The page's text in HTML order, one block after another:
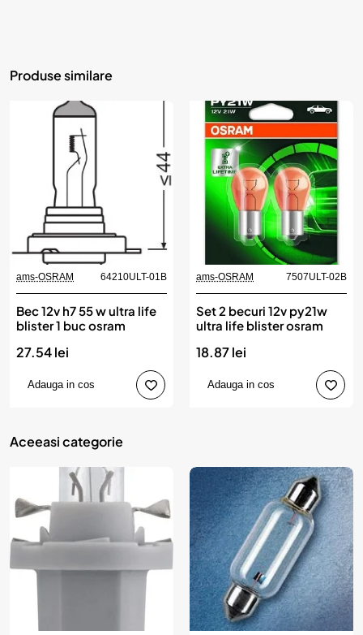
Produse similare
ams-OSRAM 64210ULT-01B
Bec 12v h7 55 w ultra life
blister 1 buc osram
27.54 lei
Adauga in cos
ams-OSRAM 7507ULT-02B
Set 2 becuri 12v py21w
ultra life blister osram
18.87 lei
Adauga in cos
Aceeasi categorie